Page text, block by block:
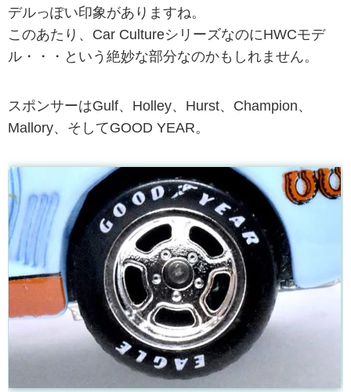
デルっぽい印象がありますね。
このあたり、Car CultureシリーズなのにHWCモデ
ル・・・という絶妙な部分なのかもしれません。
スポンサーはGulf、Holley、Hurst、Champion、
Mallory、そしてGOOD YEAR。